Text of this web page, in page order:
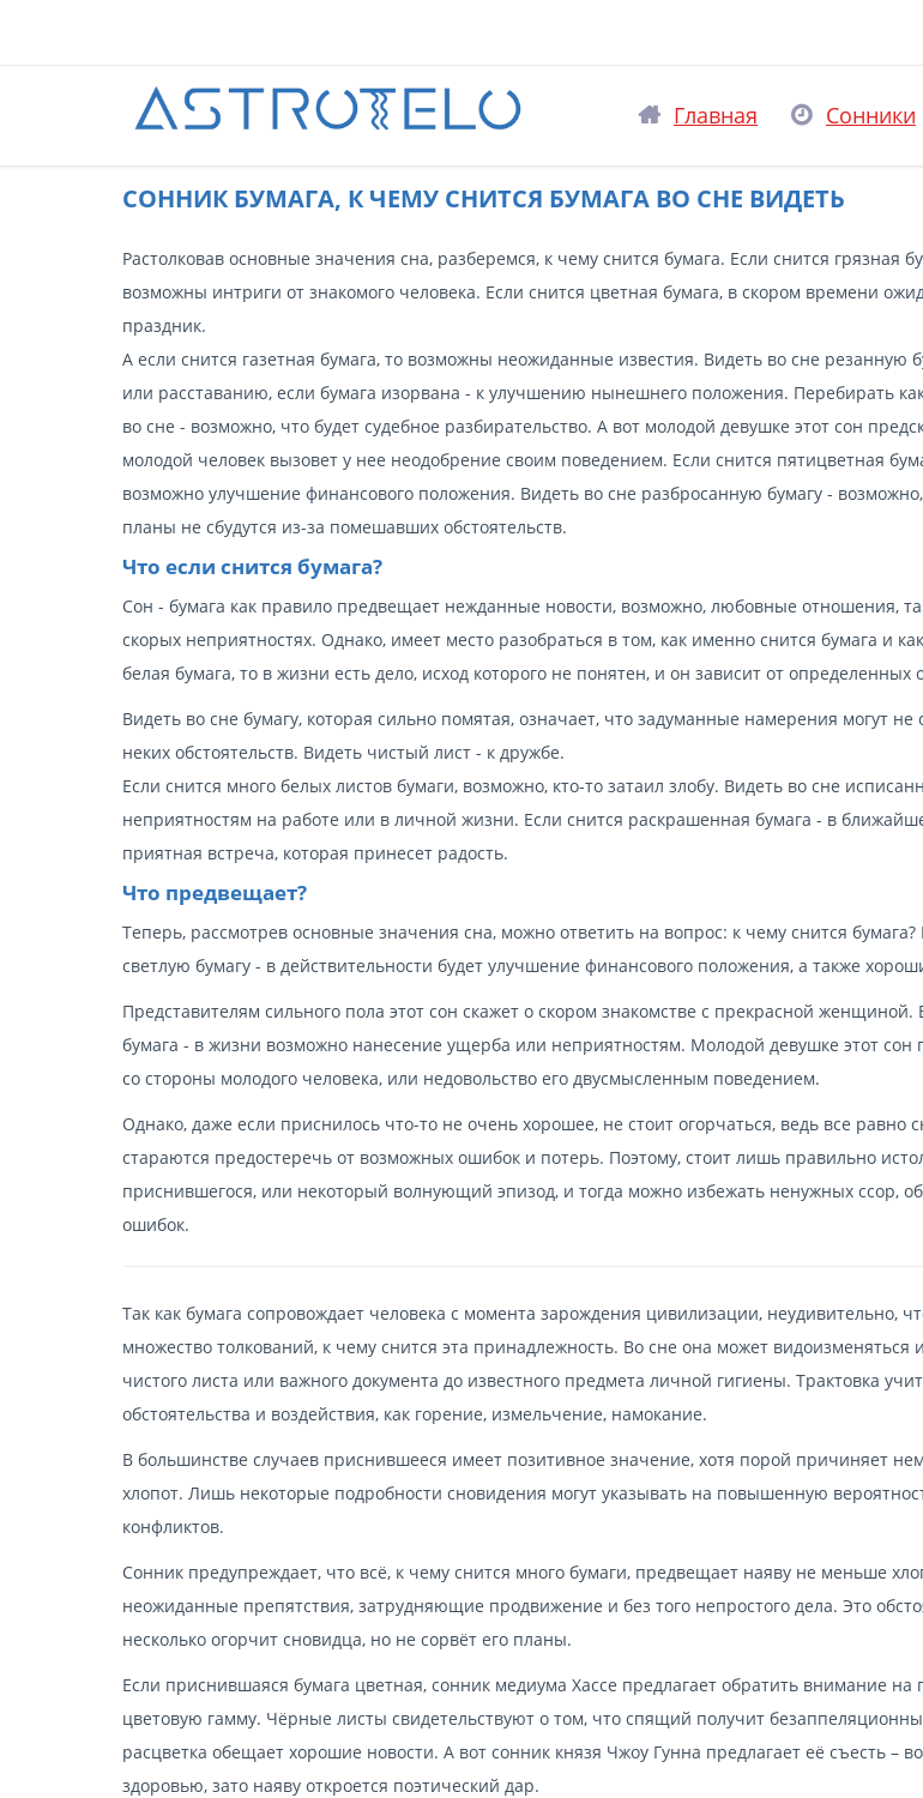
Главная Сонники
CОННИК БУМАГА, К ЧЕМУ СНИТСЯ БУМАГА ВО СНЕ ВИДЕТЬ
Растолковав основные значения сна, разберемся, к чему снится бумага. Если снится грязная
возможны интриги от знакомого человека. Если снится цветная бумага, в скором времени
праздник.
А если снится газетная бумага, то возможны неожиданные известия. Видеть во сне резанную
или расставанию, если бумага изорвана - к улучшению нынешнего положения. Перебирать
во сне - возможно, что будет судебное разбирательство. А вот молодой девушке этот сон
молодой человек вызовет у нее неодобрение своим поведением. Если снится пятицветная
возможно улучшение финансового положения. Видеть во сне разбросанную бумагу -
планы не сбудутся из-за помешавших обстоятельств.
Что если снится бумага?
Сон - бумага как правило предвещает нежданные новости, возможно, любовные отношения,
скорых неприятностях. Однако, имеет место разобраться в том, как именно снится бумага и
белая бумага, то в жизни есть дело, исход которого не понятен, и он зависит от определенных
Видеть во сне бумагу, которая сильно помятая, означает, что задуманные намерения могут не
неких обстоятельств. Видеть чистый лист - к дружбе.
Если снится много белых листов бумаги, возможно, кто-то затаил злобу. Видеть во сне
неприятностям на работе или в личной жизни. Если снится раскрашенная бумага - в
приятная встреча, которая принесет радость.
Что предвещает?
Теперь, рассмотрев основные значения сна, можно ответить на вопрос: к чему снится
светлую бумагу - в действительности будет улучшение финансового положения, а также
Представителям сильного пола этот сон скажет о скором знакомстве с прекрасной женщиной.
бумага - в жизни возможно нанесение ущерба или неприятностям. Молодой девушке этот сон
со стороны молодого человека, или недовольство его двусмысленным поведением.
Однако, даже если приснилось что-то не очень хорошее, не стоит огорчаться, ведь все равно
стараются предостеречь от возможных ошибок и потерь. Поэтому, стоит лишь правильно
приснившегося, или некоторый волнующий эпизод, и тогда можно избежать ненужных ссор,
ошибок.
Так как бумага сопровождает человека с момента зарождения цивилизации, неудивительно,
множество толкований, к чему снится эта принадлежность. Во сне она может видоизменяться
чистого листа или важного документа до известного предмета личной гигиены. Трактовка
обстоятельства и воздействия, как горение, измельчение, намокание.
В большинстве случаев приснившееся имеет позитивное значение, хотя порой причиняет
хлопот. Лишь некоторые подробности сновидения могут указывать на повышенную
конфликтов.
Сонник предупреждает, что всё, к чему снится много бумаги, предвещает наяву не меньше
неожиданные препятствия, затрудняющие продвижение и без того непростого дела. Это
несколько огорчит сновидца, но не сорвёт его планы.
Если приснившаяся бумага цветная, сонник медиума Хассе предлагает обратить внимание
цветовую гамму. Чёрные листы свидетельствуют о том, что спящий получит
расцветка обещает хорошие новости. А вот сонник князя Чжоу Гунна предлагает её съесть –
здоровью, зато наяву откроется поэтический дар.